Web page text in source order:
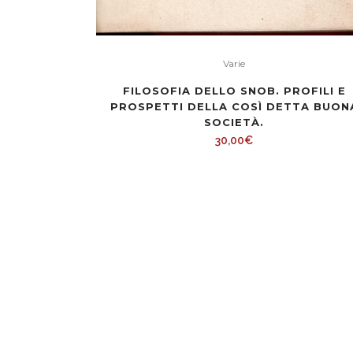
Varie
FILOSOFIA DELLO SNOB. PROFILI E
PROSPETTI DELLA COSÌ DETTA
SOCIETÀ.
30,00€